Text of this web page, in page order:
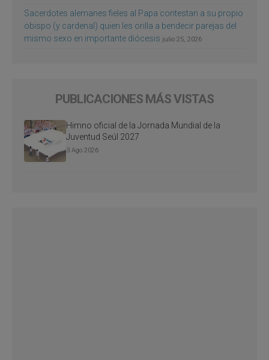
Sacerdotes alemanes fieles al Papa contestan a su propio
obispo (y cardenal) quien les orilla a bendecir parejas del
mismo sexo en importante diócesis julio 25, 2026
PUBLICACIONES MÁS VISTAS
Himno oficial de la Jornada Mundial de la
Juventud Seúl 2027
3 Ago 2026